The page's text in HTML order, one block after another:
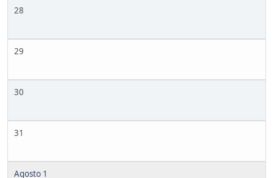
28
29
30
31
Agosto 1